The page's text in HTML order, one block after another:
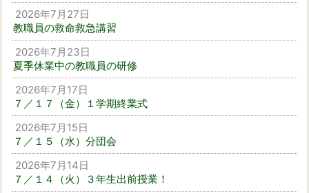
2026年7月27日
教職員の救命救急講習
2026年7月23日
夏季休業中の教職員の研修
2026年7月17日
７／１７（金）１学期終業式
2026年7月15日
７／１５（水）分団会
2026年7月14日
７／１４（火）３年生出前授業！